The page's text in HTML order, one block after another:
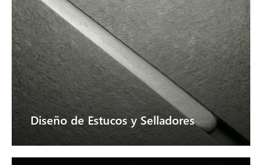
Diseño de Estucos y Selladores